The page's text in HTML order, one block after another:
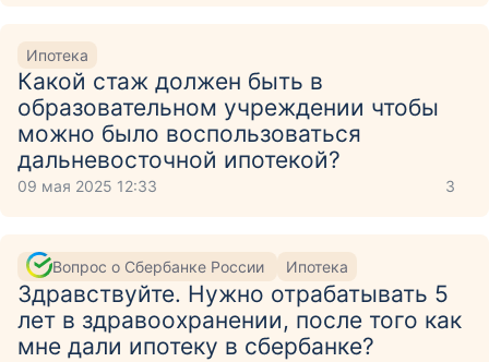
Ипотека
Какой стаж должен быть в
образовательном учреждении чтобы
можно было воспользоваться
дальневосточной ипотекой?
09 мая 2025 12:33 3
Вопрос о Сбербанке России Ипотека
Здравствуйте. Нужно отрабатывать 5
лет в здравоохранении, после того как
мне дали ипотеку в сбербанке?